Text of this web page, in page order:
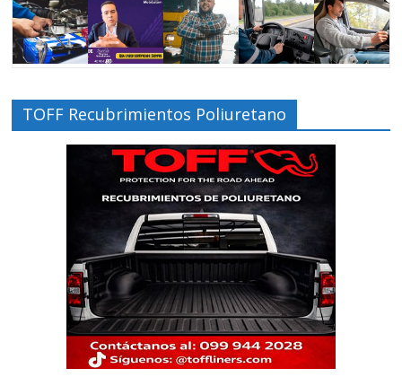
TOFF Recubrimientos Poliuretano